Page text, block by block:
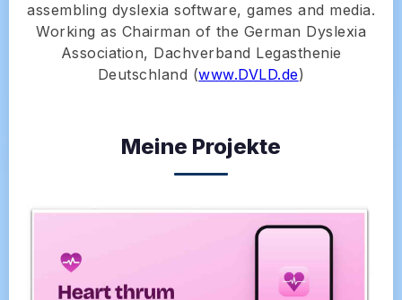
assembling dyslexia software, games and media.
Working as Chairman of the German Dyslexia
Association, Dachverband Legasthenie
Deutschland (www.DVLD.de)
Meine Projekte